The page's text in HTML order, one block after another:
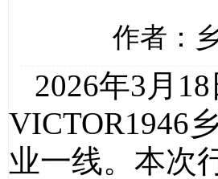
作者：
2026年3月
VICTOR1946
业一线。本次